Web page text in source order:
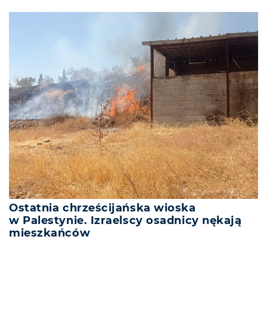
Ostatnia chrześcijańska wioska
w Palestynie. Izraelscy osadnicy nękają
mieszkańców